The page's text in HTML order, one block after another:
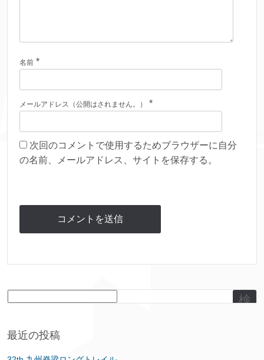
名前 *
メールアドレス（公開はされません。） *
次回のコメントで使用するためブラウザーに自分
の名前、メールアドレス、サイトを保存する。
検
最近の投稿